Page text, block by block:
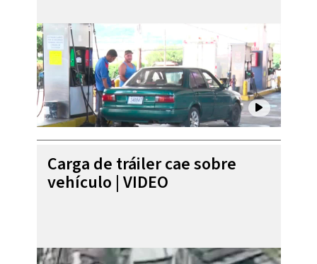
Carga de tráiler cae sobre
vehículo | VIDEO